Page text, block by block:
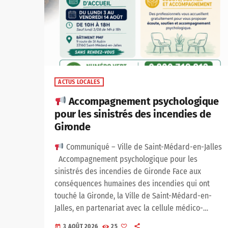
ACTUS LOCALES
Accompagnement psychologique
pour les sinistrés des incendies de
Gironde
Communiqué – Ville de Saint-Médard-en-Jalles
Accompagnement psychologique pour les
sinistrés des incendies de Gironde Face aux
conséquences humaines des incendies qui ont
touché la Gironde, la Ville de Saint-Médard-en-
Jalles, en partenariat avec la cellule médico-
psychologique du Centre Hospitalier Charles
3 AOÛT 2026 25